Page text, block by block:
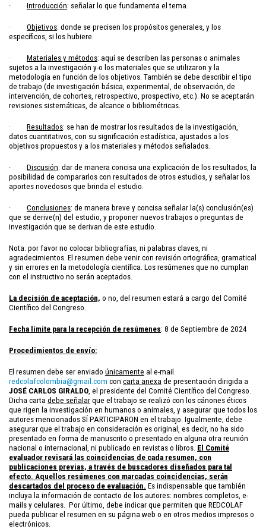
· Introducción: señalar lo que fundamenta el tema.
· Objetivos: donde se precisen los propósitos generales, y los
específicos, si los hubiere.
· Materiales y métodos: aquí se describen las personas o animales
sujetos a la investigación y-o los materiales que se utilizaron y la
metodología en función de los objetivos. También se debe describir el tipo
de trabajo (de investigación básica, experimental, de observación, de
intervención, de cohortes, retrospectivo, prospectivo, etc.). No se aceptarán
revisiones sistemáticas, de alcance o bibliométricas.
· Resultados: se han de mostrar los resultados de la investigación,
datos cuantitativos, con su significación estadística, ajustados a los
objetivos propuestos y a los materiales y métodos señalados.
· Discusión: dar de manera concisa una explicación de los resultados, la
posibilidad de compararlos con resultados de otros estudios, y señalar los
aportes novedosos que brinda el estudio.
· Conclusiones: de manera breve y concisa señalar la(s) conclusión(es)
que se derive(n) del estudio, y proponer nuevos trabajos o preguntas de
investigación que se derivan de este estudio.
Nota: por favor no colocar bibliografías, ni palabras claves, ni
agradecimientos. El resumen debe venir con revisión ortográfica, gramatical
y sin errores en la metodología científica. Los resúmenes que no cumplan
con el instructivo no serán aceptados.
La decisión de aceptación, o no, del resumen estará a cargo del Comité
Científico del Congreso.
Fecha límite para la recepción de resúmenes: 8 de Septiembre de 2024
Procedimientos de envío:
El resumen debe ser enviado únicamente al e-mail
redcolafcolombia@gmail.com con carta anexa de presentación dirigida a
JOSÉ CARLOS GIRALDO , el presidente del Comité Científico del Congreso.
Dicha carta debe señalar que el trabajo se realizó con los cánones éticos
que rigen la investigación en humanos o animales, y asegurar que todos los
autores mencionados SÍ PARTICIPARON en el trabajo. Igualmente, debe
asegurar que el trabajo en consideración es original, es decir, no ha sido
presentado en forma de manuscrito o presentado en alguna otra reunión
nacional o internacional, ni publicado en revistas o libros. El Comité
evaluador revisará las coincidencias de cada resumen, con
publicaciones previas, a través de buscadores diseñados para tal
efecto. Aquellos resúmenes con marcadas coincidencias, serán
descartados del proceso de evaluación. Es indispensable que también
incluya la información de contacto de los autores: nombres completos, e-
mails y celulares. Por último, debe indicar que permiten que REDCOLAF
pueda publicar el resumen en su página web o en otros medios impresos o
electrónicos.